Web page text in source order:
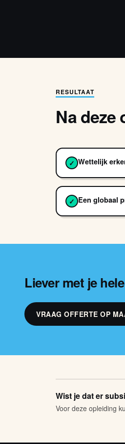
RESULTAAT
Na deze
✓ Wettelijk
✓ Een globaal
Liever met je
VRAAG OFFERTE OP
Wist je dat er
Voor deze opleiding